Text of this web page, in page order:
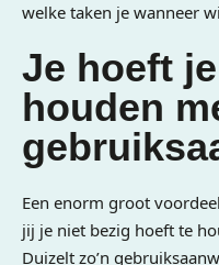
welke taken je wanneer
Je hoeft
houden
Een enorm groot
jij je niet bezig hoeft te
Duizelt zo’n